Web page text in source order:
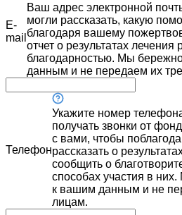
E-
mail
Ваш адрес электронной
могли рассказать, какую
благодаря вашему
отчет о результатах лечения
благодарностью. Мы
данным и не передаем их
Телефон
Укажите номер
получать звонки от
с вами, чтобы
рассказать о
сообщить о
способах участия в
к вашим данным и не
лицам.